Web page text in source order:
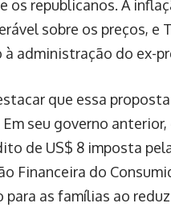
os republicanos. A
sobre os preços, e
administração do ex-
que essa
Em seu governo
de US$ 8 imposta
Financeira do
para as famílias ao